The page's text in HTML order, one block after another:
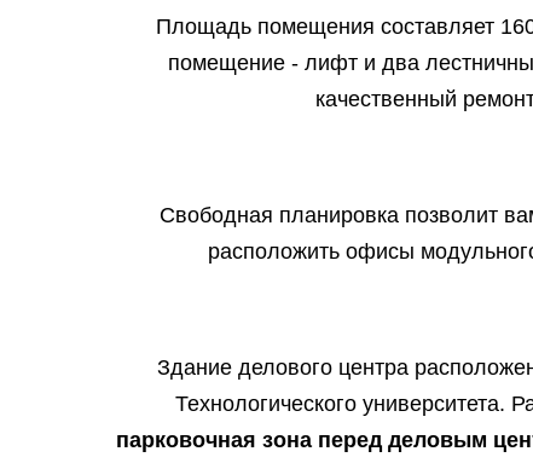
Площадь помещения составляет
помещение - лифт и два
качественный
Свободная планировка позволит
расположить офисы
Здание делового центра
Технологического университета.
парковочная зона перед деловым